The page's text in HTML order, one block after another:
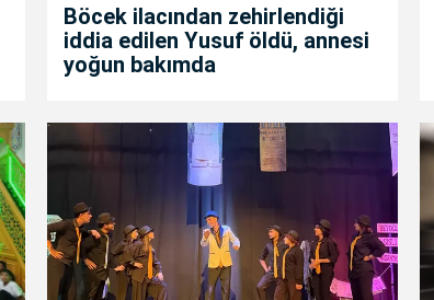
Böcek ilacından zehirlendiği
iddia edilen Yusuf öldü, annesi
yoğun bakımda